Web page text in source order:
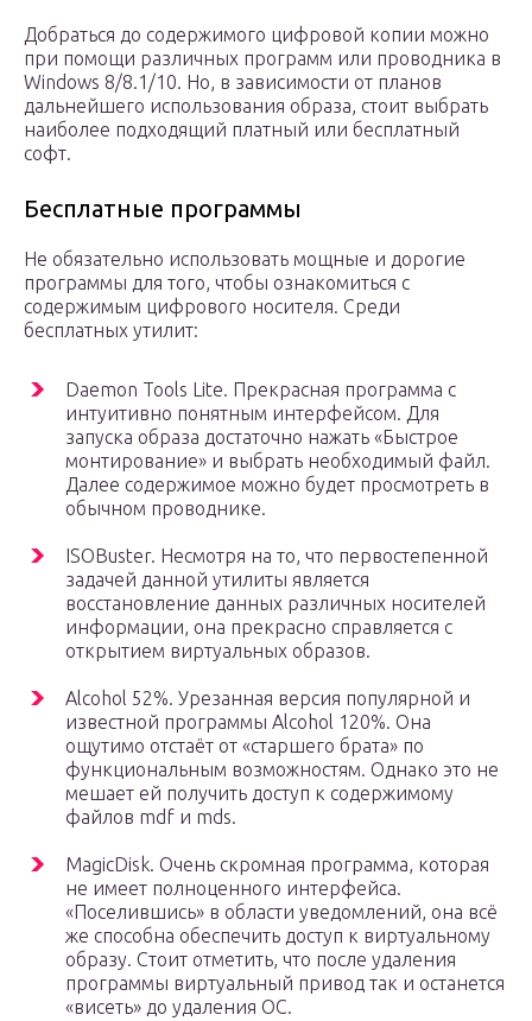
Добраться до содержимого цифровой копии можно
при помощи различных программ или проводника в
Windows 8/8.1/10. Но, в зависимости от планов
дальнейшего использования образа, стоит выбрать
наиболее подходящий платный или бесплатный
софт.
Бесплатные программы
Не обязательно использовать мощные и дорогие
программы для того, чтобы ознакомиться с
содержимым цифрового носителя. Среди
бесплатных утилит:
Daemon Tools Lite. Прекрасная программа с
интуитивно понятным интерфейсом. Для
запуска образа достаточно нажать «Быстрое
монтирование» и выбрать необходимый файл.
Далее содержимое можно будет просмотреть в
обычном проводнике.
ISOBuster. Несмотря на то, что первостепенной
задачей данной утилиты является
восстановление данных различных носителей
информации, она прекрасно справляется с
открытием виртуальных образов.
Alcohol 52%. Урезанная версия популярной и
известной программы Alcohol 120%. Она
ощутимо отстаёт от «старшего брата» по
функциональным возможностям. Однако это не
мешает ей получить доступ к содержимому
файлов mdf и mds.
MagicDisk. Очень скромная программа, которая
не имеет полноценного интерфейса.
«Поселившись» в области уведомлений, она всё
же способна обеспечить доступ к виртуальному
образу. Стоит отметить, что после удаления
программы виртуальный привод так и останется
«висеть» до удаления ОС.